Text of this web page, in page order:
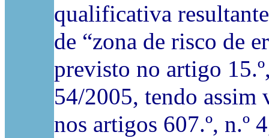
qualificativa
de “zona de risco de
previsto no artigo
54/2005, tendo assim
nos artigos 607.º, n.º